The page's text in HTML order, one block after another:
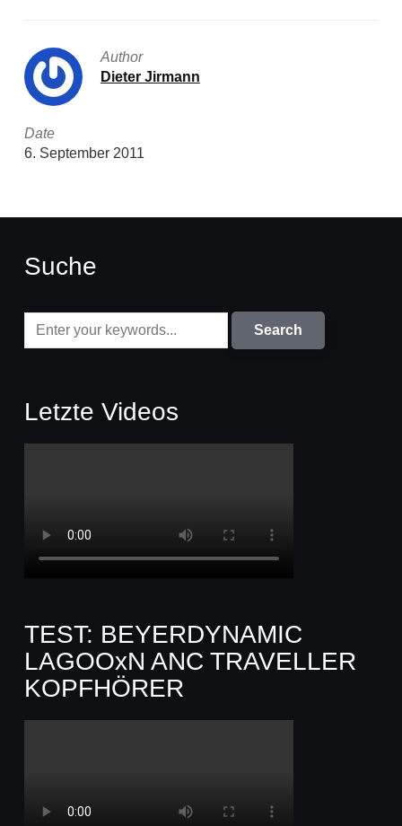
Author
Dieter Jirmann
Date
6. September 2011
Suche
Letzte Videos
TEST: BEYERDYNAMIC
LAGOOxN ANC TRAVELLER
KOPFHÖRER